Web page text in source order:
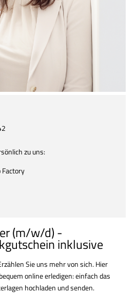
zu uns:
Factory
(m/w/d) -
inklusive
Sie uns mehr von sich. Hier
online erledigen: einfach das
hochladen und senden.